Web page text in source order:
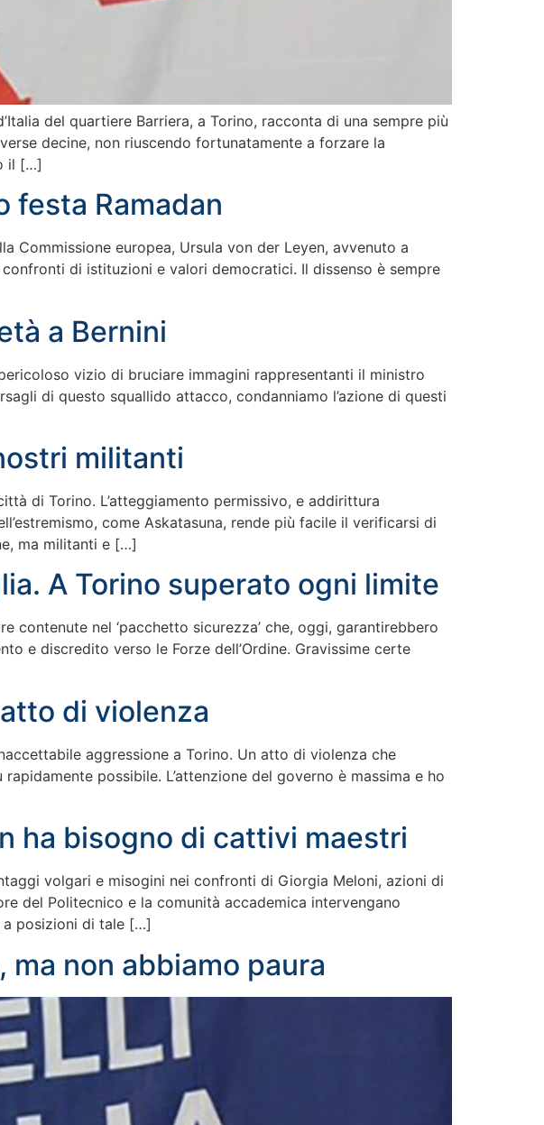
del quartiere Barriera, a Torino, racconta di una sempre più
decine, non riuscendo fortunatamente a forzare la
il […]
festa Ramadan
Commissione europea, Ursula von der Leyen, avvenuto a
di istituzioni e valori democratici. Il dissenso è sempre
a Bernini
vizio di bruciare immagini rappresentanti il ministro
di questo squallido attacco, condanniamo l’azione di questi
militanti
di Torino. L’atteggiamento permissivo, e addirittura
come Askatasuna, rende più facile il verificarsi di
ma militanti e […]
A Torino superato ogni limite
contenute nel ‘pacchetto sicurezza’ che, oggi, garantirebbero
e discredito verso le Forze dell’Ordine. Gravissime certe
di violenza
aggressione a Torino. Un atto di violenza che
possibile. L’attenzione del governo è massima e ho
ha bisogno di cattivi maestri
volgari e misogini nei confronti di Giorgia Meloni, azioni di
del Politecnico e la comunità accademica intervengano
a posizioni di tale […]
non abbiamo paura